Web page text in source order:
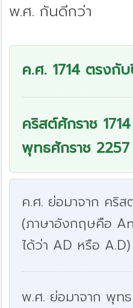
พ.ศ. กันดีกว่า
ค.ศ. 1714 ตรงกั
คริสต์ศักราช
พุทธศักราช 2257
ค.ศ. ย่อมาจาก คริส
(ภาษาอังกฤษคือ
ได้ว่า AD หรือ A.D)
พ.ศ. ย่อมาจาก พุท